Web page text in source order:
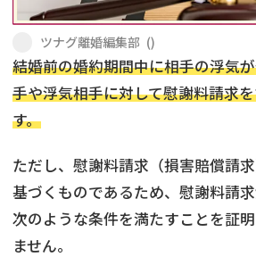
不
内
養
慰
DV
ツナグ離婚編集部 ()
結婚前の婚約期間中に相手の浮気
手や浮気相手に対して慰謝料請求
す。
ただし、慰謝料請求（損害賠償請
基づくものであるため、慰謝料請
次のような条件を満たすことを証
ません。